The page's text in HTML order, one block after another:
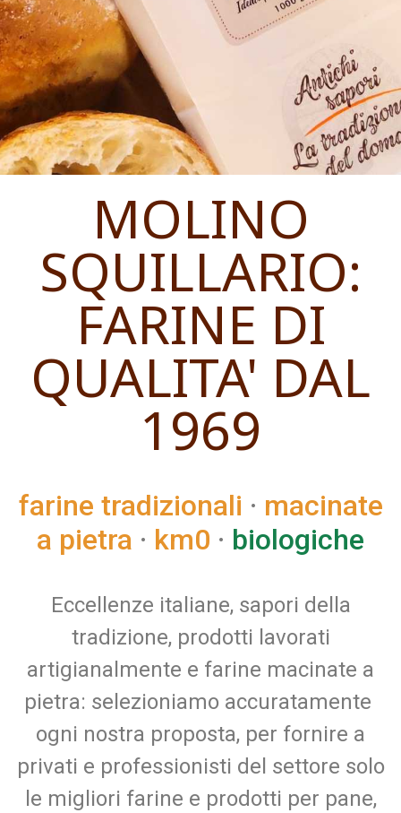
MOLINO
SQUILLARIO:
FARINE DI
QUALITA' DAL
1969
farine tradizionali · macinate
a pietra · km0 · biologiche
Eccellenze italiane, sapori della
tradizione, prodotti lavorati
artigianalmente e farine macinate a
pietra: selezioniamo accuratamente
ogni nostra proposta, per fornire a
privati e professionisti del settore solo
le migliori farine e prodotti per pane,